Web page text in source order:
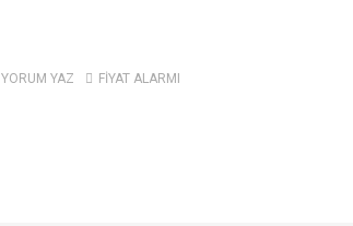
YORUM YAZ FİYAT ALARMI